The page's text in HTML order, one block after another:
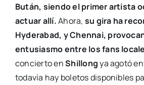
Bután, siendo el primer artista
actuar allí.Ahora, su gira ha
Hyderabad, y Chennai,
entusiasmo entre los fans
concierto enShillongya agotó
todavía hay boletos disponibles